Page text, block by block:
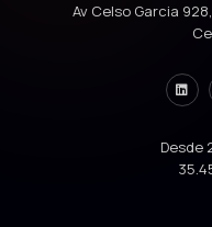
Av Celso Garcia
Desde